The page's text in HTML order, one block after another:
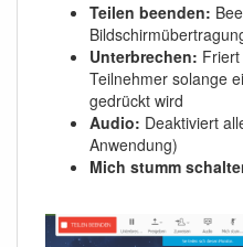
Teilen beenden:
Unterbrechen:
Teilnehmer solange
gedrückt wird
Audio: Deaktiviert
Anwendung)
Mich stumm